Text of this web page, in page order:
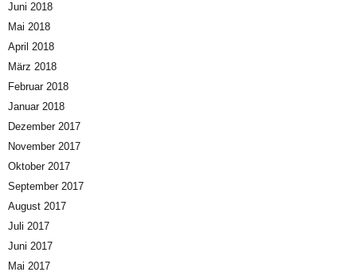
Juni 2018
Mai 2018
April 2018
März 2018
Februar 2018
Januar 2018
Dezember 2017
November 2017
Oktober 2017
September 2017
August 2017
Juli 2017
Juni 2017
Mai 2017